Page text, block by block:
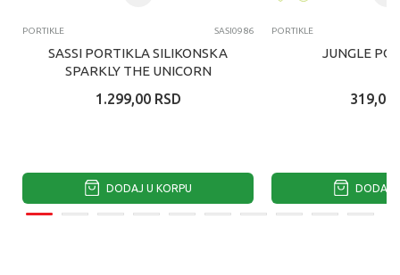
PORTIKLE SASI0986
SASSI PORTIKLA SILIKONSKA
SPARKLY THE UNICORN
1.299,00 RSD
DODAJ U KORPU
PORTIKLE
JUNGLE
319,00
DODAJ